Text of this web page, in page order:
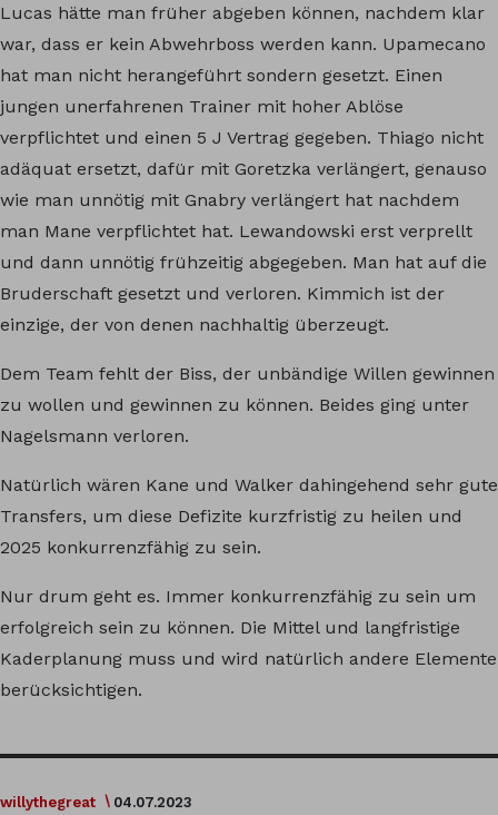
Lucas hätte man früher abgeben können, nachdem klar
war, dass er kein Abwehrboss werden kann. Upamecano
hat man nicht herangeführt sondern gesetzt. Einen
jungen unerfahrenen Trainer mit hoher Ablöse
verpflichtet und einen 5 J Vertrag gegeben. Thiago nicht
adäquat ersetzt, dafür mit Goretzka verlängert, genauso
wie man unnötig mit Gnabry verlängert hat nachdem
man Mane verpflichtet hat. Lewandowski erst verprellt
und dann unnötig frühzeitig abgegeben. Man hat auf die
Bruderschaft gesetzt und verloren. Kimmich ist der
einzige, der von denen nachhaltig überzeugt.
Dem Team fehlt der Biss, der unbändige Willen gewinnen
zu wollen und gewinnen zu können. Beides ging unter
Nagelsmann verloren.
Natürlich wären Kane und Walker dahingehend sehr gute
Transfers, um diese Defizite kurzfristig zu heilen und
2025 konkurrenzfähig zu sein.
Nur drum geht es. Immer konkurrenzfähig zu sein um
erfolgreich sein zu können. Die Mittel und langfristige
Kaderplanung muss und wird natürlich andere Elemente
berücksichtigen.
willythegreat 04.07.2023